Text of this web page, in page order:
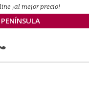
¡al mejor precio!